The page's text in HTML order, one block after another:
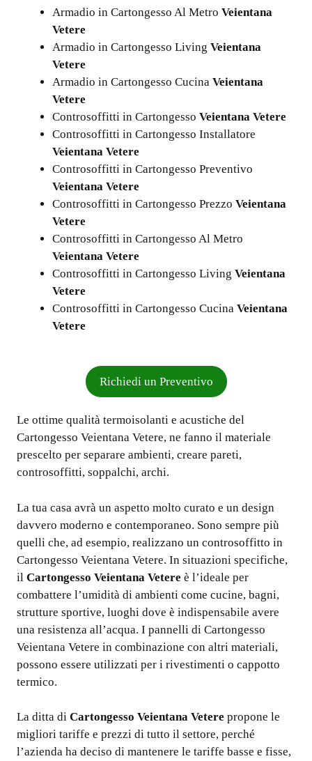
Armadio in Cartongesso Al Metro Veientana
Vetere
Armadio in Cartongesso Living Veientana
Vetere
Armadio in Cartongesso Cucina Veientana
Vetere
Controsoffitti in Cartongesso Veientana Vetere
Controsoffitti in Cartongesso Installatore
Veientana Vetere
Controsoffitti in Cartongesso Preventivo
Veientana Vetere
Controsoffitti in Cartongesso Prezzo Veientana
Vetere
Controsoffitti in Cartongesso Al Metro
Veientana Vetere
Controsoffitti in Cartongesso Living Veientana
Vetere
Controsoffitti in Cartongesso Cucina Veientana
Vetere
Richiedi un Preventivo
Le ottime qualità termoisolanti e acustiche del
Cartongesso Veientana Vetere, ne fanno il materiale
prescelto per separare ambienti, creare pareti,
controsoffitti, soppalchi, archi.
La tua casa avrà un aspetto molto curato e un design
davvero moderno e contemporaneo. Sono sempre più
quelli che, ad esempio, realizzano un controsoffitto in
Cartongesso Veientana Vetere. In situazioni specifiche,
il Cartongesso Veientana Vetere è l’ideale per
combattere l’umidità di ambienti come cucine, bagni,
strutture sportive, luoghi dove è indispensabile avere
una resistenza all’acqua. I pannelli di Cartongesso
Veientana Vetere in combinazione con altri materiali,
possono essere utilizzati per i rivestimenti o cappotto
termico.
La ditta di Cartongesso Veientana Vetere propone le
migliori tariffe e prezzi di tutto il settore, perché
l’azienda ha deciso di mantenere le tariffe basse e fisse,